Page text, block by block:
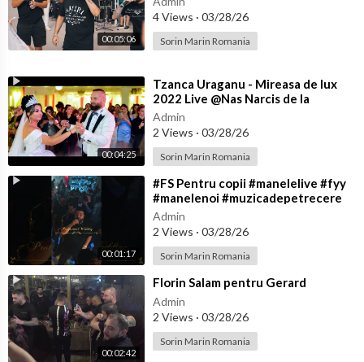
00:05:06
4 Views · 03/28/26
Sorin Marin Romania
00:04:25
⁣Tzanca Uraganu - Mireasa de lux
2022 Live @Nas Narcis de la
Barbulesti la Nicu Ciobanu
Admin
2 Views · 03/28/26
Sorin Marin Romania
00:01:17
⁣#FS Pentru copii #manelelive #fyy
#manelenoi #muzicadepetrecere
#hit #live #like
Admin
2 Views · 03/28/26
Sorin Marin Romania
00:02:42
⁣Florin Salam pentru Gerard
Admin
2 Views · 03/28/26
Sorin Marin Romania